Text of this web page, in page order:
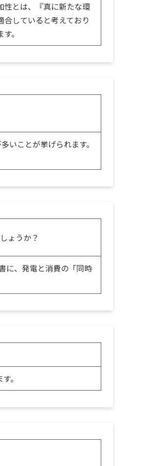
性とは、『真に新たな環
していると考えており
。
いことが挙げられます。
ょうか？
に、発電と消費の「同時
。